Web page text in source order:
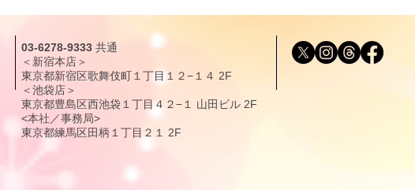
ト解説｜カップ・クイーン
（QUEEN OF CUPS）「癒し
と愛情」
ト解説｜カップ・ナイト
現化する思い」
03-6278-9333 共通
＜新宿本店＞
東京都新宿区歌舞伎町１丁目１２−１４ 2F
＜池袋店＞
東京都豊島区西池袋１丁目４２−１ 山田ビル 2F
<本社／事務局>
東京都練馬区田柄 １丁目 ２１ 2F